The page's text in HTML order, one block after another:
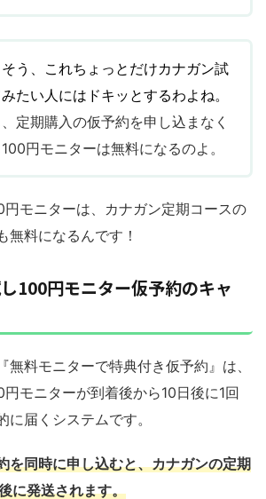
う、これちょっとだけカナガン試
たい人にはドキッとするわよね。
定期購入の仮予約を申し込まなく
円モニターは無料になるのよ。
円モニターは、カナガン定期コースの
無料になるんです！
100円モニター仮予約のキャ
無料モニターで特典付き仮予約』は、
モニターが到着後から10日後に1回
に届くシステムです。
を同時に申し込むと、カナガンの定期
に発送されます。